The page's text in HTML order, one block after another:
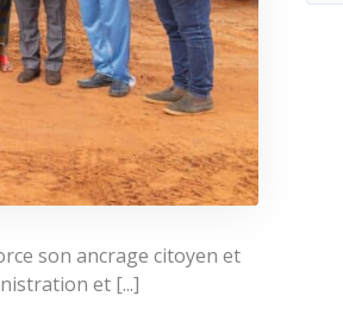
son ancrage citoyen et
et [...]